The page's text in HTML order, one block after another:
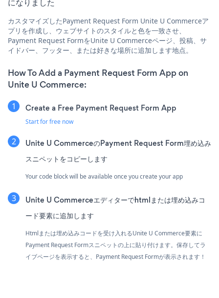
カスタマイズしたPayment Request Form Unite U Commerceア
プリを作成し、ウェブサイトのスタイルと色を一致させ、
Payment Request FormをUnite U Commerceページ、投稿、サ
イドバー、フッター、または好きな場所に追加します地点。
How To Add a Payment Request Form App on
Unite U Commerce:
Create a Free Payment Request Form App
Start for free now
Unite U CommerceのPayment Request Form埋め込み
スニペットをコピーします
Your code block will be available once you create your app
Unite U Commerceエディターでhtmlまたは埋め込みコ
ード要素に追加します
Htmlまたは埋め込みコードを受け入れるUnite U Commerce要素に
Payment Request Formスニペットの上に貼り付けます。保存してラ
イブページを表示すると、Payment Request Formが表示されます！